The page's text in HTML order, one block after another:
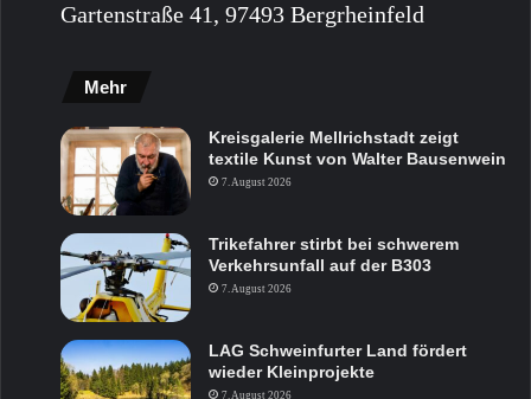
Gartenstraße 41, 97493 Bergrheinfeld
Mehr
Kreisgalerie Mellrichstadt zeigt
textile Kunst von Walter Bausenwein
7. August 2026
Trikefahrer stirbt bei schwerem
Verkehrsunfall auf der B303
7. August 2026
LAG Schweinfurter Land fördert
wieder Kleinprojekte
7. August 2026